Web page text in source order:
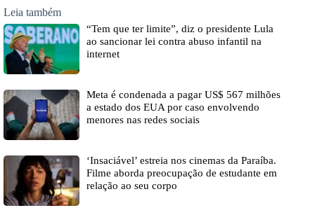
Leia também
“Tem que ter limite”, diz o presidente Lula
ao sancionar lei contra abuso infantil na
internet
Meta é condenada a pagar US$ 567 milhões
a estado dos EUA por caso envolvendo
menores nas redes sociais
‘Insaciável’ estreia nos cinemas da Paraíba.
Filme aborda preocupação de estudante em
relação ao seu corpo